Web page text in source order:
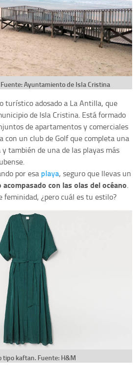
Ayuntamiento de Isla Cristina
turí­stico adosado a La Antilla, que
de Isla Cristina. Está formado
de apartamentos y comerciales
con un club de Golf que completa una
y también de una de las playas más
por esa playa, seguro que llevas un
con las olas del océano.
feminidad, ¿pero cuál es tu estilo?
tipo kaftan. Fuente: H&M